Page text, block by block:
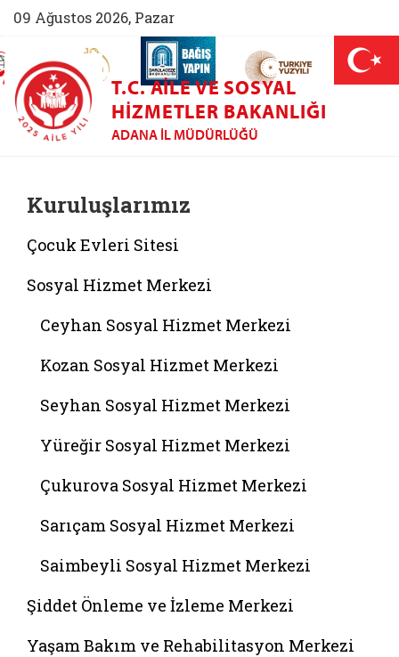
09 Ağustos 2026, Pazar
(yeni sekmede açılır)
AİLEM İletişim Merkezi (yeni sekmede açılır)
Aile ve Nüfus On Yılı (yeni sekmede açılır)
Darülaceze bağış sayfası (yeni
T.C. AILE VE SOSYAL
HIZMETLER BAKANLIĞI
ADANA İL MÜDÜRLÜĞÜ
Kuruluşlarımız
Çocuk Evleri Sitesi
Sosyal Hizmet Merkezi
Ceyhan Sosyal Hizmet Merkezi
Kozan Sosyal Hizmet Merkezi
Seyhan Sosyal Hizmet Merkezi
Yüreğir Sosyal Hizmet Merkezi
Çukurova Sosyal Hizmet Merkezi
Sarıçam Sosyal Hizmet Merkezi
Saimbeyli Sosyal Hizmet Merkezi
Şiddet Önleme ve İzleme Merkezi
Yaşam Bakım ve Rehabilitasyon Merkezi